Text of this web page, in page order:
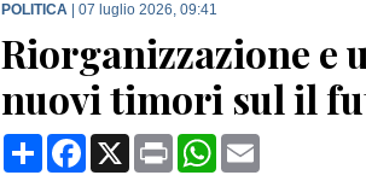
POLITICA 07 luglio 2026, 09:41
Riorganizzazione e
nuovi timori sul il
CondividiFacebook
X Print WhatsApp